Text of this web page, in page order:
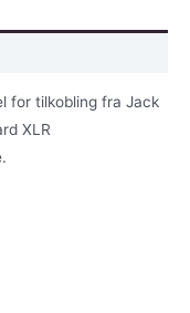
for tilkobling fra Jack
XLR